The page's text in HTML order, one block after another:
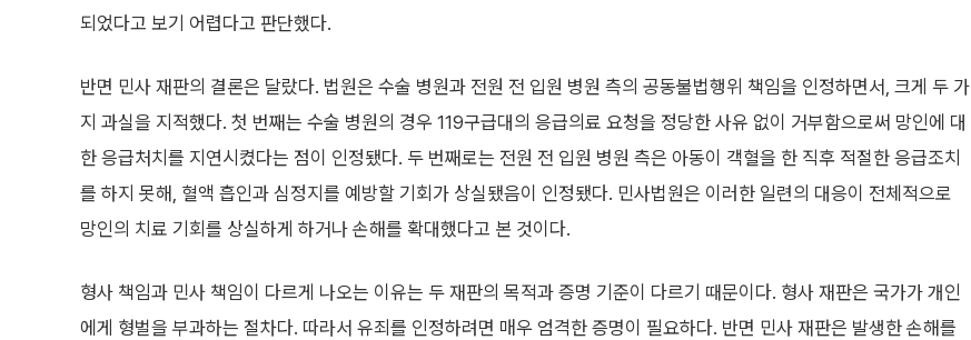
되었다고 보기 어렵다고 판단했다.
반면 민사 재판의 결론은 달랐다. 법원은 수술 병원과 전원 전 입원 병원 측의 공동불법행위 책임을 인정하면서, 크게 두 가
지 과실을 지적했다. 첫 번째는 수술 병원의 경우 119구급대의 응급의료 요청을 정당한 사유 없이 거부함으로써 망인에 대
한 응급처치를 지연시켰다는 점이 인정됐다. 두 번째로는 전원 전 입원 병원 측은 아동이 객혈을 한 직후 적절한 응급조치
를 하지 못해, 혈액 흡인과 심정지를 예방할 기회가 상실됐음이 인정됐다. 민사법원은 이러한 일련의 대응이 전체적으로
망인의 치료 기회를 상실하게 하거나 손해를 확대했다고 본 것이다.
형사 책임과 민사 책임이 다르게 나오는 이유는 두 재판의 목적과 증명 기준이 다르기 때문이다. 형사 재판은 국가가 개인
에게 형벌을 부과하는 절차다. 따라서 유죄를 인정하려면 매우 엄격한 증명이 필요하다. 반면 민사 재판은 발생한 손해를